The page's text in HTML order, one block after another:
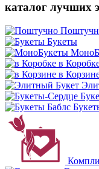
каталог лучших
Букеты
в
в